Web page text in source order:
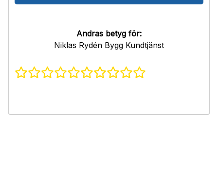
Andras betyg för:
Niklas Rydén Bygg Kundtjänst